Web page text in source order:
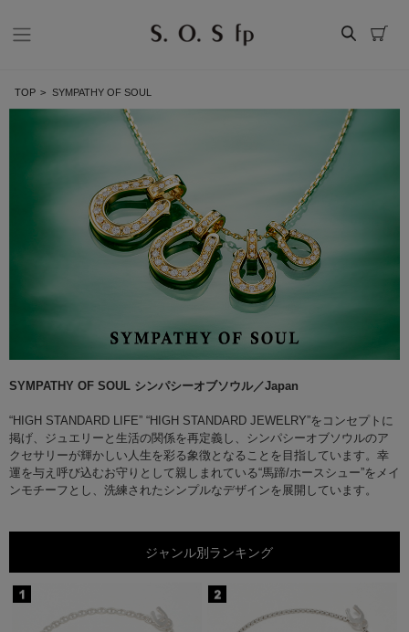
TOP > SYMPATHY OF SOUL
SYMPATHY OF SOUL シンパシーオブソウル／Japan
“HIGH STANDARD LIFE” “HIGH STANDARD JEWELRY”をコンセプトに
掲げ、ジュエリーと生活の関係を再定義し、シンパシーオブソウルのア
クセサリーが輝かしい人生を彩る象徴となることを目指しています。幸
運を与え呼び込むお守りとして親しまれている“馬蹄/ホースシュー”をメイ
ンモチーフとし、洗練されたシンプルなデザインを展開しています。
ジャンル別ランキング